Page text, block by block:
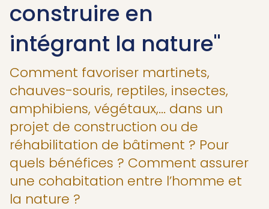
construire en
intégrant la nature"
Comment favoriser martinets,
chauves-souris, reptiles, insectes,
amphibiens, végétaux,... dans un
projet de construction ou de
réhabilitation de bâtiment ? Pour
quels bénéfices ? Comment assurer
une cohabitation entre l’homme et
la nature ?